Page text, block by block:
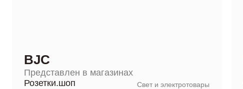
BJC
Представлен в магазинах
Розетки.шоп
Свет и электротовары